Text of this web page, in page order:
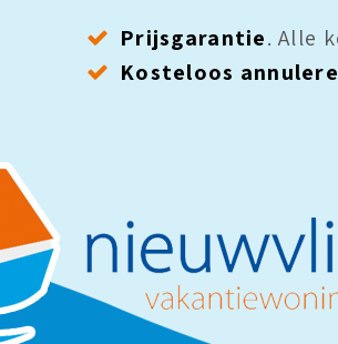
Prijsgarantie. Alle
Kosteloos